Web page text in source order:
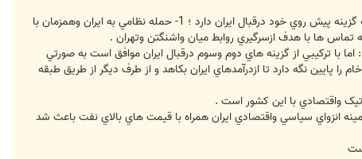
وي افزود : اما به هرحال مساله اين است که آمريکا چه رفتاري در قبال ايران بايد داشته باشد ؟ فريدمن پاسخ داد : آمريکا سه گزينه پيش روي خود درقبال ايران دارد ؛ 1- حمله نظامي به ايران وهمزمان با
با ترکيبي از گزينه هاي دوم وسوم درقبال ايران موافق است به صورتي
پايين نگه دارد تا ازدرآمدهاي ايران بکاهد و از طرف ديگر از طريق طبقه
واقتصادي با اين کشور است .
انزواي سياسي واقتصادي ايران همراه با قيمت هاي بالاي نفت باعث شد